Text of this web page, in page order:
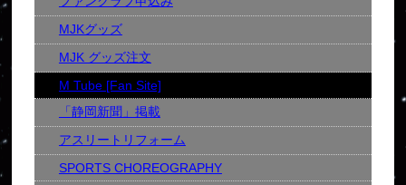
MJKグッズ
MJK グッズ注文
M Tube [Fan Site]
「静岡新聞」掲載
アスリートリフォーム
SPORTS CHOREOGRAPHY